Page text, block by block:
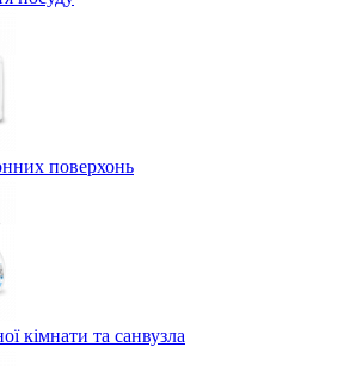
поверхонь
кімнати та санвузла